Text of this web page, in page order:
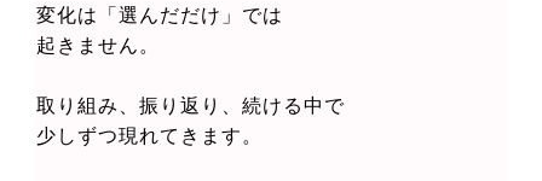
変化は「選んだだけ」では
起きません。
取り組み、振り返り、続ける中で
少しずつ現れてきます。